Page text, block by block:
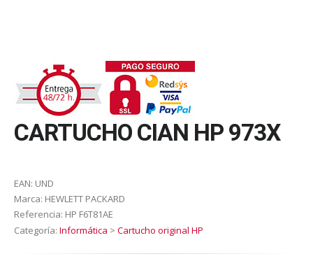
CARTUCHO CIAN HP 973X
EAN: UND
Marca: HEWLETT PACKARD
Referencia: HP F6T81AE
Categoría: Informática > Cartucho original HP